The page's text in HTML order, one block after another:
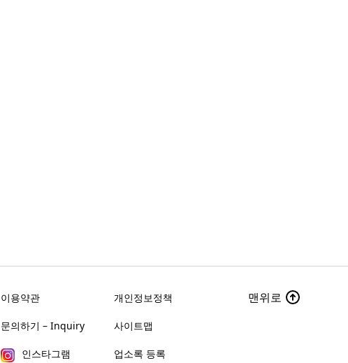
이용약관 개인정보정책
문의하기 – Inquiry 사이트맵
인스타그램 업소록 등록
맨위로